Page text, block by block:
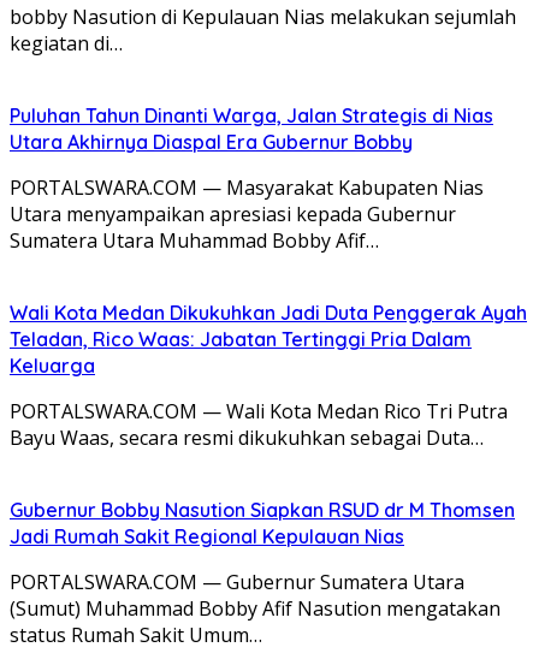
bobby Nasution di Kepulauan Nias melakukan sejumlah
kegiatan di…
Puluhan Tahun Dinanti Warga, Jalan Strategis di Nias
Utara Akhirnya Diaspal Era Gubernur Bobby
PORTALSWARA.COM — Masyarakat Kabupaten Nias
Utara menyampaikan apresiasi kepada Gubernur
Sumatera Utara Muhammad Bobby Afif…
Wali Kota Medan Dikukuhkan Jadi Duta Penggerak Ayah
Teladan, Rico Waas: Jabatan Tertinggi Pria Dalam
Keluarga
PORTALSWARA.COM — Wali Kota Medan Rico Tri Putra
Bayu Waas, secara resmi dikukuhkan sebagai Duta…
Gubernur Bobby Nasution Siapkan RSUD dr M Thomsen
Jadi Rumah Sakit Regional Kepulauan Nias
PORTALSWARA.COM — Gubernur Sumatera Utara
(Sumut) Muhammad Bobby Afif Nasution mengatakan
status Rumah Sakit Umum…